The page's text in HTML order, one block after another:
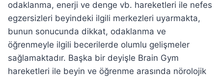
odaklanma, enerji ve denge vb. hareketleri ile nefes
egzersizleri beyindeki ilgili merkezleri uyarmakta,
bunun sonucunda dikkat, odaklanma ve
öğrenmeyle ilgili becerilerde olumlu gelişmeler
sağlamaktadır. Başka bir deyişle Brain Gym
hareketleri ile beyin ve öğrenme arasında nörolojik